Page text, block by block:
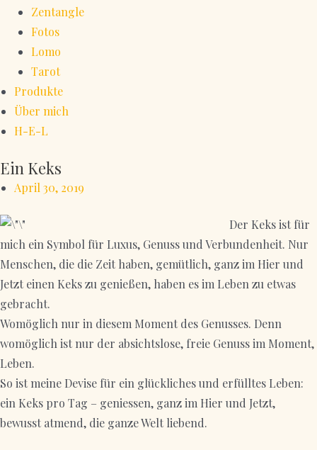
Zentangle
Fotos
Lomo
Tarot
Produkte
Über mich
H-E-L
Ein Keks
April 30, 2019
Der Keks ist für
mich ein Symbol für Luxus, Genuss und Verbundenheit. Nur
Menschen, die die Zeit haben, gemütlich, ganz im Hier und
Jetzt einen Keks zu genießen, haben es im Leben zu etwas
gebracht.
Womöglich nur in diesem Moment des Genusses. Denn
womöglich ist nur der absichtslose, freie Genuss im Moment,
Leben.
So ist meine Devise für ein glückliches und erfülltes Leben:
ein Keks pro Tag – geniessen, ganz im Hier und Jetzt,
bewusst atmend, die ganze Welt liebend.